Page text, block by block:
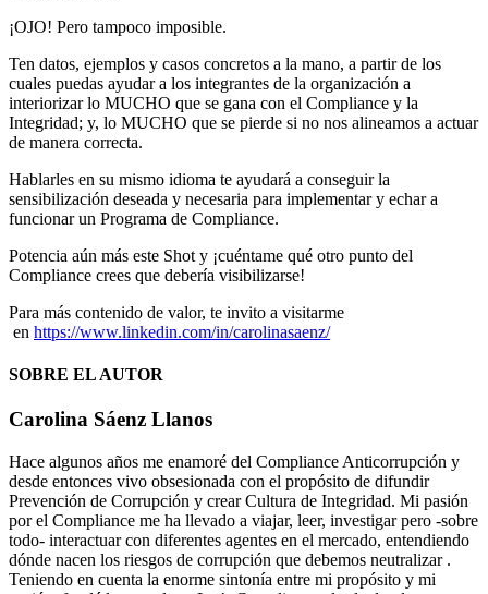
¡OJO! Pero tampoco imposible.
Ten datos, ejemplos y casos concretos a la mano, a partir de los
cuales puedas ayudar a los integrantes de la organización a
interiorizar lo MUCHO que se gana con el Compliance y la
Integridad; y, lo MUCHO que se pierde si no nos alineamos a actuar
de manera correcta.
Hablarles en su mismo idioma te ayudará a conseguir la
sensibilización deseada y necesaria para implementar y echar a
funcionar un Programa de Compliance.
Potencia aún más este Shot y ¡cuéntame qué otro punto del
Compliance crees que debería visibilizarse!
Para más contenido de valor, te invito a visitarme
en https://www.linkedin.com/in/carolinasaenz/
SOBRE EL AUTOR
Carolina Sáenz Llanos
Hace algunos años me enamoré del Compliance Anticorrupción y
desde entonces vivo obsesionada con el propósito de difundir
Prevención de Corrupción y crear Cultura de Integridad. Mi pasión
por el Compliance me ha llevado a viajar, leer, investigar pero -sobre
todo- interactuar con diferentes agentes en el mercado, entendiendo
dónde nacen los riesgos de corrupción que debemos neutralizar .
Teniendo en cuenta la enorme sintonía entre mi propósito y mi